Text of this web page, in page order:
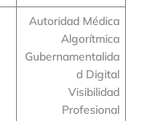
Autoridad Médica
Algorítmica
Gubernamentalida
d Digital
Visibilidad
Profesional